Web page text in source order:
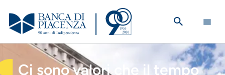
contenuto
principale
HOMEPAGE
Ci sono valori che il tempo